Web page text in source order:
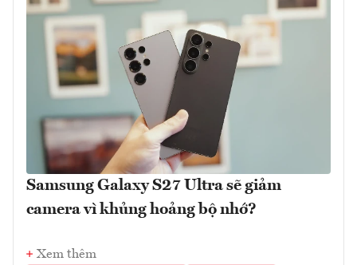
Samsung Galaxy S27 Ultra sẽ giảm
camera vì khủng hoảng bộ nhớ?
Xem thêm